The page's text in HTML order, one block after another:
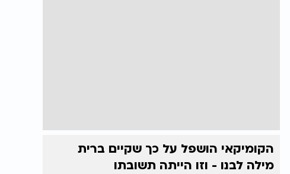
הקומיקאי הושפל על כך שקיים ברית
מילה לבנו - וזו הייתה תשובתו